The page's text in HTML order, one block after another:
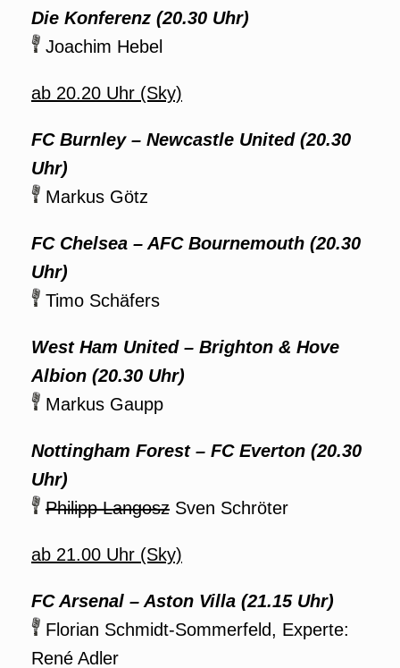
Die Konferenz (20.30 Uhr)
Joachim Hebel
ab 20.20 Uhr (Sky)
FC Burnley – Newcastle United (20.30
Uhr)
Markus Götz
FC Chelsea – AFC Bournemouth (20.30
Uhr)
Timo Schäfers
West Ham United – Brighton & Hove
Albion (20.30 Uhr)
Markus Gaupp
Nottingham Forest – FC Everton (20.30
Uhr)
Philipp Langosz Sven Schröter
ab 21.00 Uhr (Sky)
FC Arsenal – Aston Villa (21.15 Uhr)
Florian Schmidt-Sommerfeld, Experte:
René Adler